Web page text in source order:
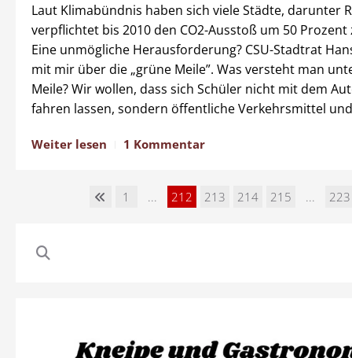
Laut Klimabündnis haben sich viele Städte, darunter
verpflichtet bis 2010 den CO2-Ausstoß um 50
Eine unmögliche Herausforderung? CSU-Stadtrat
mit mir über die „grüne Meile”. Was versteht man
Meile? Wir wollen, dass sich Schüler nicht mit dem
fahren lassen, sondern öffentliche Verkehrsmittel
Weiter lesen 1 Kommentar
1 ... 212 213 214 215 ... 223